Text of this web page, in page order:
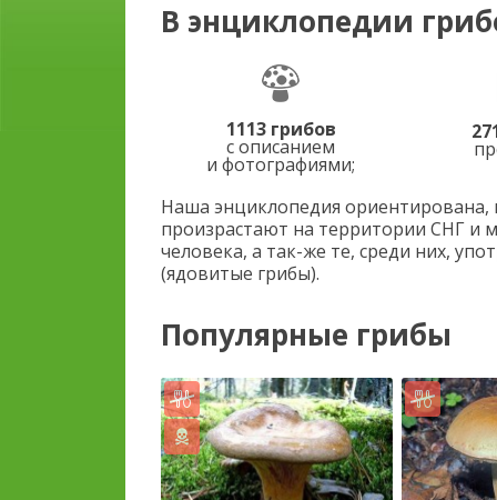
В энциклопедии
1113 грибов
с описанием
и фотографиями;
Наша энциклопедия ориентирована,
произрастают на территории СНГ и
человека, а так-же те, среди них,
(ядовитые грибы).
Популярные грибы